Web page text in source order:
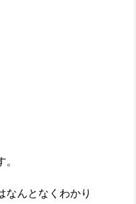
なんとなくわかり